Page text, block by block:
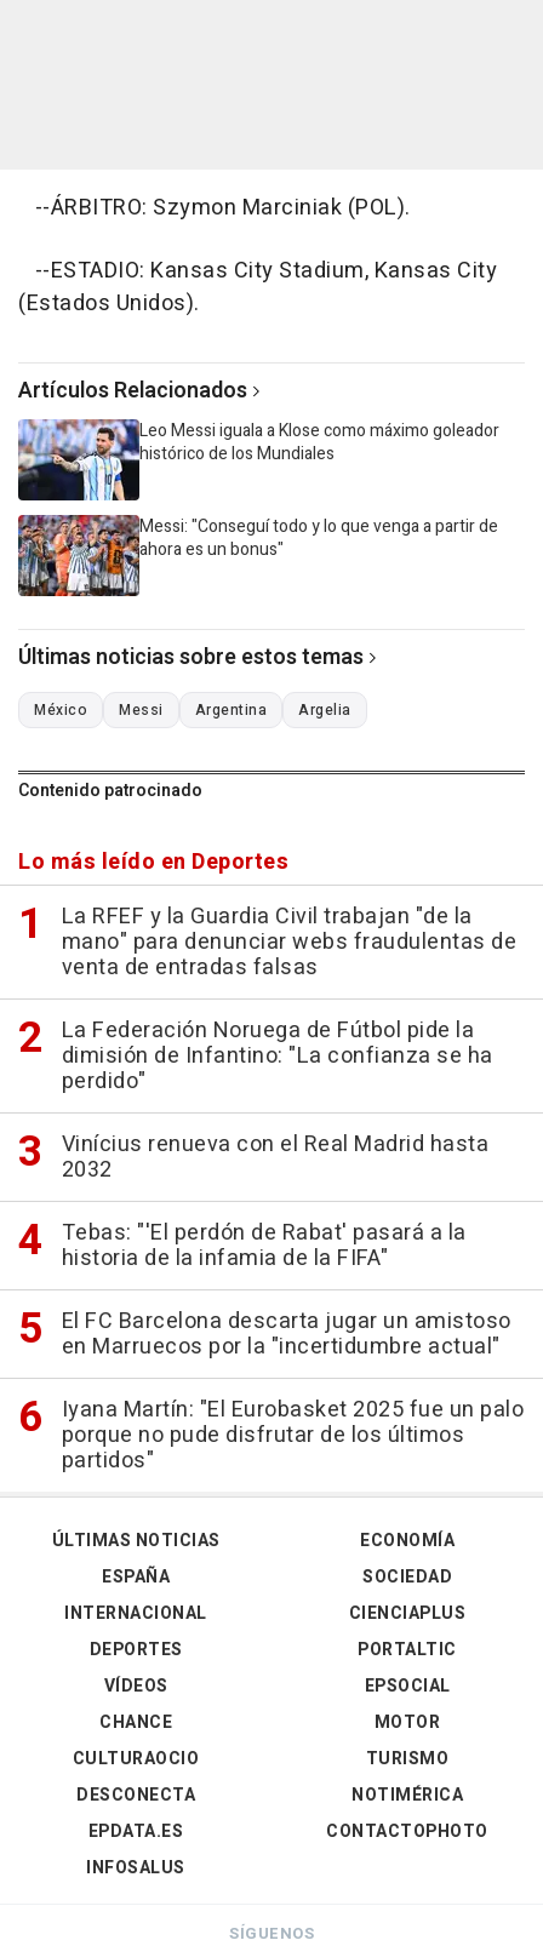
--ÁRBITRO: Szymon Marciniak (POL).
--ESTADIO: Kansas City Stadium, Kansas City
(Estados Unidos).
Artículos Relacionados
Leo Messi iguala a Klose como máximo goleador
histórico de los Mundiales
Messi: "Conseguí todo y lo que venga a partir de
ahora es un bonus"
Últimas noticias sobre estos temas
México Messi Argentina Argelia
Contenido patrocinado
Lo más leído en Deportes
La RFEF y la Guardia Civil trabajan "de la
mano" para denunciar webs fraudulentas de
venta de entradas falsas
La Federación Noruega de Fútbol pide la
dimisión de Infantino: "La confianza se ha
perdido"
Vinícius renueva con el Real Madrid hasta
2032
Tebas: "'El perdón de Rabat' pasará a la
historia de la infamia de la FIFA"
El FC Barcelona descarta jugar un amistoso
en Marruecos por la "incertidumbre actual"
Iyana Martín: "El Eurobasket 2025 fue un palo
porque no pude disfrutar de los últimos
partidos"
ÚLTIMAS NOTICIAS
ESPAÑA
INTERNACIONAL
DEPORTES
VÍDEOS
ECONOMÍA
SOCIEDAD
CIENCIAPLUS
PORTALTIC
EPSOCIAL
CHANCE
CULTURAOCIO
DESCONECTA
EPDATA.ES
INFOSALUS
MOTOR
TURISMO
NOTIMÉRICA
CONTACTOPHOTO
SÍGUENOS